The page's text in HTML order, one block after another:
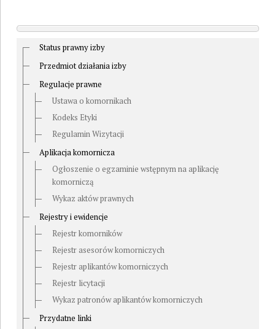
Status prawny izby
Przedmiot działania izby
Regulacje prawne
Ustawa o komornikach
Kodeks Etyki
Regulamin Wizytacji
Aplikacja komornicza
Ogłoszenie o egzaminie wstępnym na aplikację
komorniczą
Wykaz aktów prawnych
Rejestry i ewidencje
Rejestr komorników
Rejestr asesorów komorniczych
Rejestr aplikantów komorniczych
Rejestr licytacji
Wykaz patronów aplikantów komorniczych
Przydatne linki